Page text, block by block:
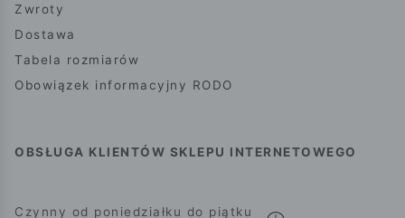
Zwroty
Dostawa
Tabela rozmiarów
Obowiązek informacyjny RODO
OBSŁUGA KLIENTÓW SKLEPU INTERNETOWEGO
Czynny od poniedziałku do piątku